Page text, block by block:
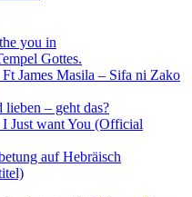
you in
Gottes.
James Masila – Sifa ni Zako
– geht das?
Just want You (Official
auf Hebräisch